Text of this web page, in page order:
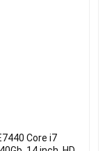
Core i7